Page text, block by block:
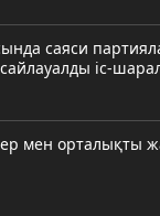
саяси
іс-
мен орталықты